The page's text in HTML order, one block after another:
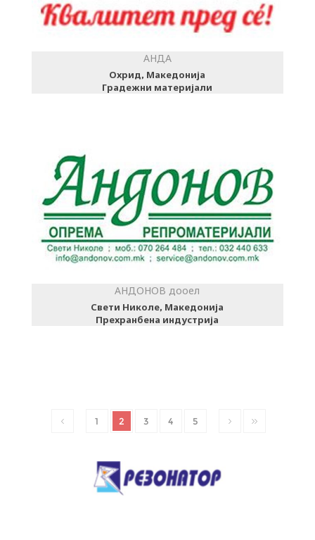
АНДА
Охрид, Македонија
Градежни материјали
АНДОНОВ дооел
Свети Николе, Македонија
Прехранбена индустрија
1 2 3 4 5